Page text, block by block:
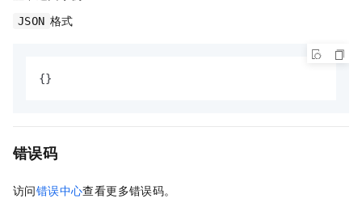
JSON 格式
{}
错误码
访问错误中心查看更多错误码。